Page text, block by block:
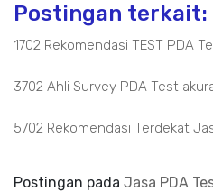
Postingan terkait:
1702 Rekomendasi TEST PDA
3702 Ahli Survey PDA Test
5702 Rekomendasi Terdekat
Postingan pada Jasa PDA